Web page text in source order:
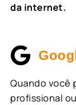
da internet.
Quando você
profissional